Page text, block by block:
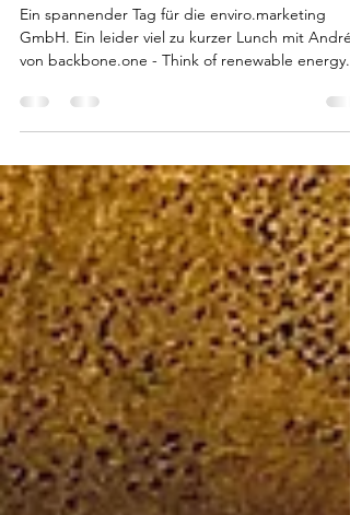
Stefan Otter
8. Sept. 2022
1 Min. Lesezeit
Network
Ein spannender Tag für die enviro.marketing
GmbH. Ein leider viel zu kurzer Lunch mit André